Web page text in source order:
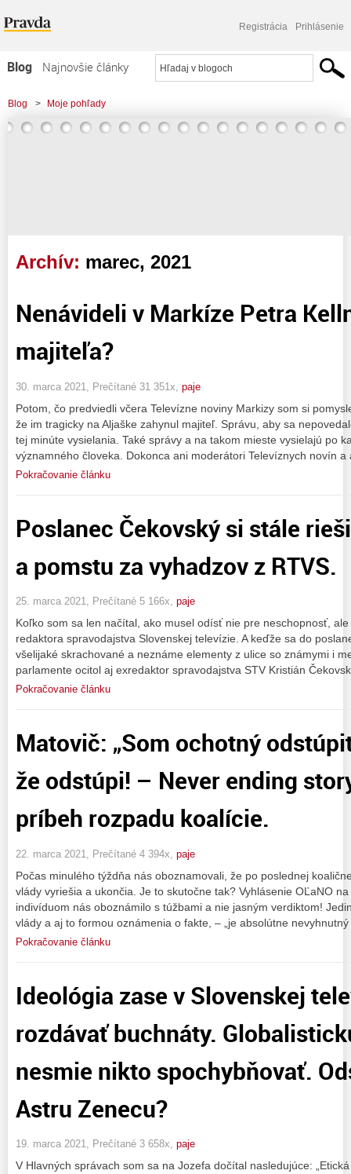
Registrácia Prihlásenie
Blog
Najnovšie články
Najčítanejšie články
Najkomentovanejšie články
Blog > Moje pohľady
Archív: marec, 2021
Nenávideli v Markíze Petra
majiteľa?
30. marca 2021, Prečítané 31 351x, paje
Potom, čo predviedli včera Televízne noviny Markizy som si
že im tragicky na Aljaške zahynul majiteľ. Správu, aby sa
tej minúte vysielania. Také správy a na takom mieste vysielajú po
významného človeka. Dokonca ani moderátori Televíznych novín
Pokračovanie článku
Poslanec Čekovský si stále
a pomstu za vyhadzov z RTVS.
25. marca 2021, Prečítané 5 166x, paje
Koľko som sa len načítal, ako musel odísť nie pre neschopnosť,
redaktora spravodajstva Slovenskej televízie. A keďže sa do
všelijaké skrachované a neznáme elementy z ulice so známymi i
parlamente ocitol aj exredaktor spravodajstva STV Kristián
Pokračovanie článku
Matovič: „Som ochotný
že odstúpi! – Never ending
príbeh rozpadu koalície.
22. marca 2021, Prečítané 4 394x, paje
Počas minulého týždňa nás oboznamovali, že po poslednej
vlády vyriešia a ukončia. Je to skutočne tak? Vyhlásenie OĽaNO
indivíduom nás oboznámilo s túžbami a nie jasným verdiktom!
vlády a aj to formou oznámenia o fakte, – „je absolútne
Pokračovanie článku
Ideológia zase v Slovenskej
rozdávať buchnáty.
nesmie nikto spochybňovať.
Astru Zenecu?
19. marca 2021, Prečítané 3 658x, paje
V Hlavných správach som sa na Jozefa dočítal nasledujúce: